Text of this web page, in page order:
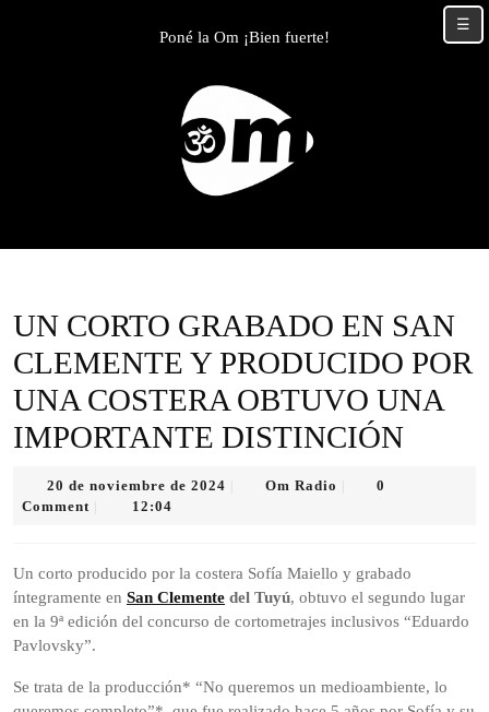
Poné la Om ¡Bien fuerte!
UN CORTO GRABADO EN SAN
CLEMENTE Y PRODUCIDO POR
UNA COSTERA OBTUVO UNA
IMPORTANTE DISTINCIÓN
20 de noviembre de 2024
2024
Om Radio
0
Comment
12:04
Un corto producido por la costera Sofía Maiello y grabado
íntegramente en San Clemente del Tuyú, obtuvo el segundo lugar
en la 9ª edición del concurso de cortometrajes inclusivos “Eduardo
Pavlovsky”.
Se trata de la producción* “No queremos un medioambiente, lo
☰